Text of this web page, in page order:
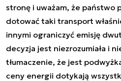
stronę i uważam, że państwo
dotować taki transport
innymi ograniczyć emisję
decyzja jest niezrozumiała i
tłumaczenie, że jest
ceny energii dotykają